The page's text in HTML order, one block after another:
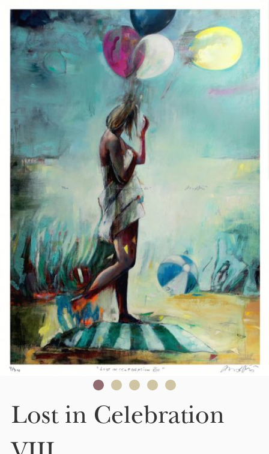
Skip to main content
Lost in Celebration